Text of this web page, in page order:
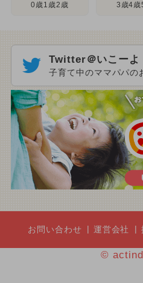
0歳1歳2歳 3歳4歳
Twitter＠いこーよ
子育て中のママパパの
お問い合わせ 運営会社
©